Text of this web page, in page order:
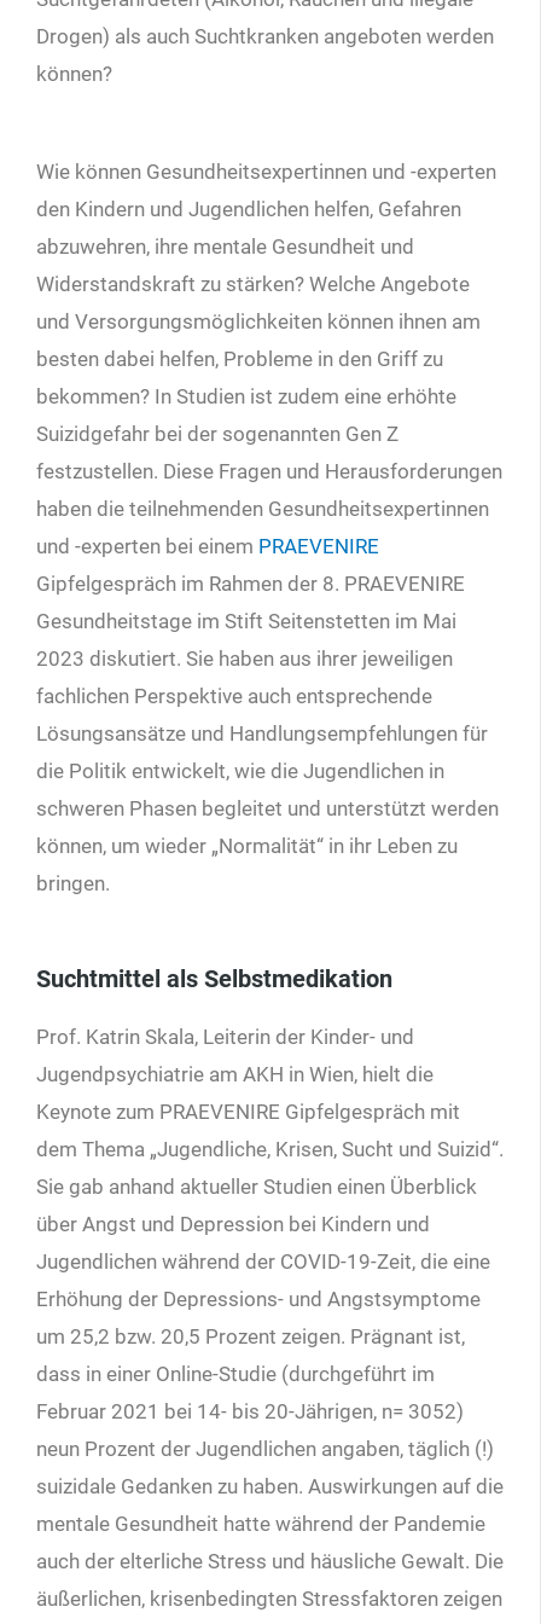
Drogen) als auch Suchtkranken angeboten werden
können?
Wie können Gesundheitsexpertinnen und -experten
den Kindern und Jugendlichen helfen, Gefahren
abzuwehren, ihre mentale Gesundheit und
Widerstandskraft zu stärken? Welche Angebote
und Versorgungsmöglichkeiten können ihnen am
besten dabei helfen, Probleme in den Griff zu
bekommen? In Studien ist zudem eine erhöhte
Suizidgefahr bei der sogenannten Gen Z
festzustellen. Diese Fragen und Herausforderungen
haben die teilnehmenden Gesundheitsexpertinnen
und -experten bei einem PRAEVENIRE
Gipfelgespräch im Rahmen der 8. PRAEVENIRE
Gesundheitstage im Stift Seitenstetten im Mai
2023 diskutiert. Sie haben aus ihrer jeweiligen
fachlichen Perspektive auch entsprechende
Lösungsansätze und Handlungsempfehlungen für
die Politik entwickelt, wie die Jugendlichen in
schweren Phasen begleitet und unterstützt werden
können, um wieder „Normalität“ in ihr Leben zu
bringen.
Suchtmittel als Selbstmedikation
Prof. Katrin Skala, Leiterin der Kinder- und
Jugendpsychiatrie am AKH in Wien, hielt die
Keynote zum PRAEVENIRE Gipfelgespräch mit
dem Thema „Jugendliche, Krisen, Sucht und Suizid“.
Sie gab anhand aktueller Studien einen Überblick
über Angst und Depression bei Kindern und
Jugendlichen während der COVID-19-Zeit, die eine
Erhöhung der Depressions- und Angstsymptome
um 25,2 bzw. 20,5 Prozent zeigen. Prägnant ist,
dass in einer Online-Studie (durchgeführt im
Februar 2021 bei 14- bis 20-Jährigen, n= 3052)
neun Prozent der Jugendlichen angaben, täglich (!)
suizidale Gedanken zu haben. Auswirkungen auf die
mentale Gesundheit hatte während der Pandemie
auch der elterliche Stress und häusliche Gewalt. Die
äußerlichen, krisenbedingten Stressfaktoren zeigen